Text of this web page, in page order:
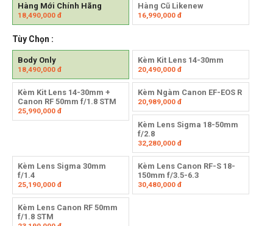
Hàng Mới Chính Hãng
18,490,000 đ
Hàng Cũ Likenew
16,990,000đ
Tùy Chọn :
Body Only
18,490,000 đ
Kèm Kit Lens 14-30mm
20,490,000đ
Kèm Kit Lens 14-30mm +
Canon RF 50mm f/1.8 STM
25,990,000 đ
Kèm Ngàm Canon EF-EOS R
20,989,000đ
Kèm Lens Sigma 18-50mm
f/2.8
32,280,000đ
Kèm Lens Sigma 30mm
f/1.4
25,190,000 đ
Kèm Lens Canon RF-S 18-
150mm f/3.5-6.3
30,480,000đ
Kèm Lens Canon RF 50mm
f/1.8 STM